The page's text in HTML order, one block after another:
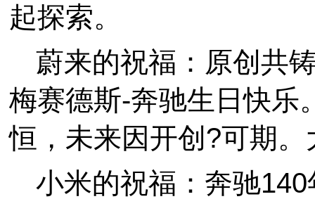
起探索。
蔚来的祝福：原创共
梅赛德斯-奔驰生日快乐
恒，未来因开创?可期
小米的祝福：奔驰